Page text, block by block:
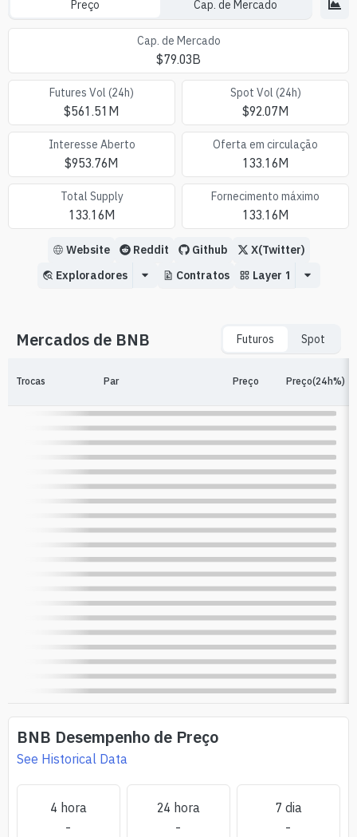
Preço Cap. de Mercado
Cap. de Mercado
$79.03B
Futures Vol (24h)
$561.51M
Spot Vol (24h)
$92.07M
Interesse Aberto
$953.76M
Oferta em circulação
133.16M
Total Supply
133.16M
Fornecimento máximo
133.16M
Website Reddit Github
X(Twitter)
Exploradores
Contratos Layer 1
Mercados de BNB Futuros Spot
Trocas Par Preço Preço(24h%)
BNB Desempenho de Preço
See Historical Data
4 hora
-
24 hora
-
7 dia
-